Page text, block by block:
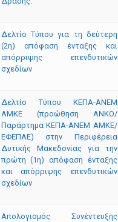
Δελτίο Τύπου για τη δεύτερη
(2η) απόφαση ένταξης και
απόρριψης επενδυτικών
σχεδίων
Δελτίο Τύπου ΚΕΠΑ-ΑΝΕΜ
ΑΜΚΕ (προώθηση ANKO/
Παράρτημα ΚΕΠΑ-ΑΝΕΜ ΑΜΚΕ/
ΕΦΕΠΑΕ) στην Περιφέρεια
Δυτικής Μακεδονίας για την
πρώτη (1η) απόφαση ένταξης
και απόρριψης επενδυτικών
σχεδίων
Aπολογισμός Συνέντευξης